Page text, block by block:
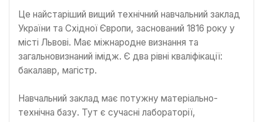
Це найстаріший вищий технічний навчальний заклад
України та Східної Європи, заснований 1816 року у
місті Львові. Має міжнародне визнання та
загальновизнаний імідж. Є два рівні кваліфікації:
бакалавр, магістр.
Навчальний заклад має потужну матеріально-
технічна базу. Тут є сучасні лабораторії,